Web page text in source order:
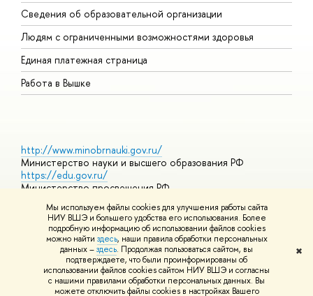
Мы используем файлы cookies для улучшения работы сайта
НИУ ВШЭ и большего удобства его использования. Более
подробную информацию об использовании файлов cookies
можно найти здесь, наши правила обработки персональных
данных –здесь. Продолжая пользоваться сайтом, вы
подтверждаете, что были проинформированы об
использовании файлов cookies сайтом НИУ ВШЭ и согласны
с нашими правилами обработки персональных данных. Вы
можете отключить файлы cookies в настройках Вашего
✖
Сведения об образовательной организации
Людям с ограниченными возможностями здоровья
Единая платежная страница
Работа в Вышке
http://www.minobrnauki.gov.ru/
Министерство науки и высшего образования РФ
https://edu.gov.ru/
Министерство просвещения РФ
https://elearning.hse.ru/mooc
Массовые открытые онлайн-курсы
© НИУ ВШЭ 1993–2026 Адреса и контактыУсловия
использования материалов Политика конфиденциальности
Шрифты HSE Sans и HSE Slab разработаны вШколе дизайна НИУ